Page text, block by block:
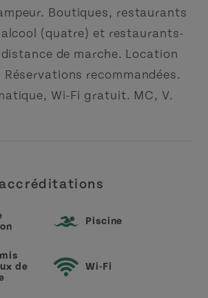
Boutiques, restaurants
(quatre) et restaurants-
de marche. Location
Réservations recommandées.
Wi-Fi gratuit. MC, V.
Piscine
de
Wi-Fi